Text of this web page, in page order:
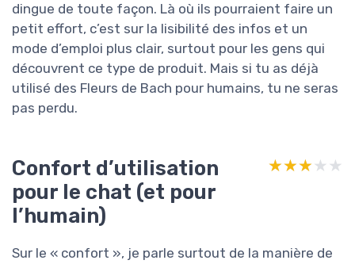
dingue de toute façon. Là où ils pourraient faire un
petit effort, c’est sur la lisibilité des infos et un
mode d’emploi plus clair, surtout pour les gens qui
découvrent ce type de produit. Mais si tu as déjà
utilisé des Fleurs de Bach pour humains, tu ne seras
pas perdu.
Confort d’utilisation
pour le chat (et pour
l’humain)
★★★★★
★★★★★
Sur le « confort », je parle surtout de la manière de